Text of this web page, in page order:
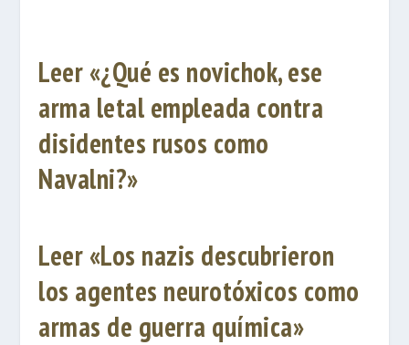
Leer «¿Qué es novichok, ese
arma letal empleada contra
disidentes rusos como
Navalni?»
Leer «Los nazis descubrieron
los agentes neurotóxicos como
armas de guerra química»